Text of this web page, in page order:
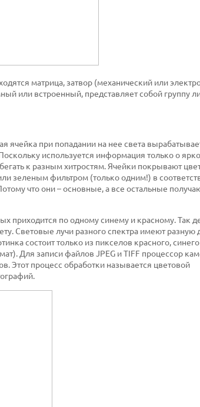
матрица, затвор (механический или
или встроенный, представляет собой группу
ячейка при попадании на нее света
используется информация только о
к разным хитростям. Ячейки покрывают
зеленым фильтром (только одним!) в
что они – основные, а все остальные
приходится по одному синему и красному. Так
Световые лучи разного спектра имеют разную
состоит только из пикселов красного,
Для записи файлов JPEG и TIFF процессор
Этот процесс обработки называется цветовой